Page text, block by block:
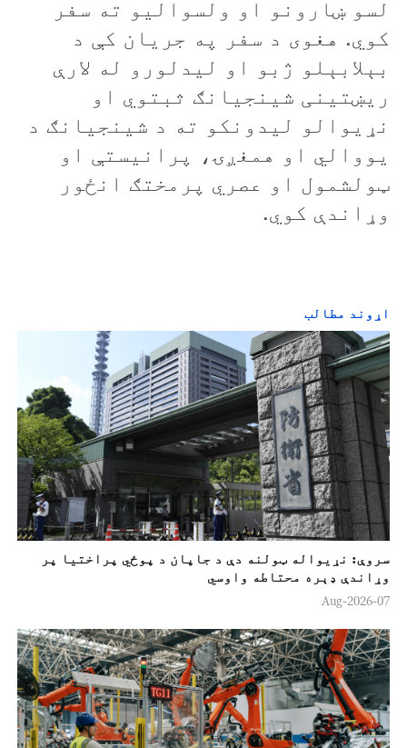
e
لسو ښارونو او ولسوالیو ته سفر
کوي. هغوی د سفر په جریان کې د
بېلابېلو ژبو او لیدلورو له لارې
ریښتینی شینجیانګ ثبتوي او
نړیوالو لیدونکو ته د شینجیانګ د
یووالي او همغږۍ، پرانیستې او
ټولشمول او عصري پرمختګ انځور
وړاندې کوي.
اړوند مطالب
سروې: نړیواله ټولنه دې د جاپان د پوځي پراختیا پر
وړاندې ډېره محتاطه واوسي
07-Aug-2026